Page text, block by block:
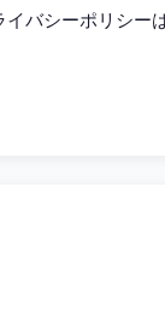
バシーポリシー